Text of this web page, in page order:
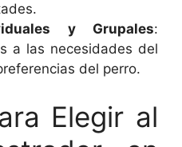
y Grupales:
a las necesidades del
del perro.
Elegir al